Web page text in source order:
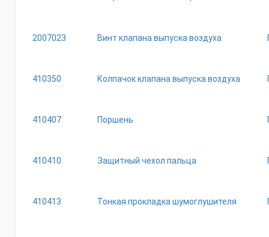
2007023 Винт клапана выпуска воздуха
410350 Колпачок клапана выпуска воздуха
410407 Поршень
410410 Защитный чехол пальца
410413 Тонкая прокладка шумоглушителя